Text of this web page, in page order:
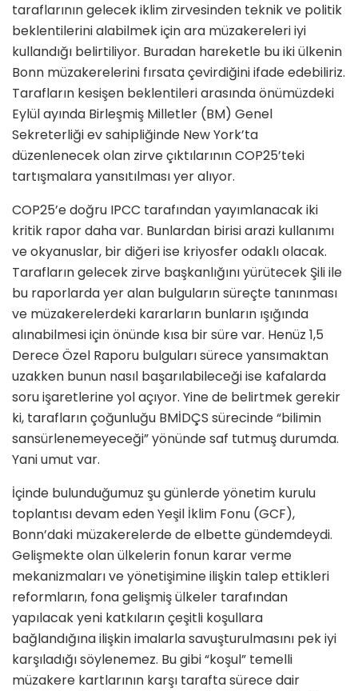
taraflarının gelecek iklim zirvesinden teknik ve politik
beklentilerini alabilmek için ara müzakereleri iyi
kullandığı belirtiliyor. Buradan hareketle bu iki ülkenin
Bonn müzakerelerini fırsata çevirdiğini ifade edebiliriz.
Tarafların kesişen beklentileri arasında önümüzdeki
Eylül ayında Birleşmiş Milletler (BM) Genel
Sekreterliği ev sahipliğinde New York’ta
düzenlenecek olan zirve çıktılarının COP25’teki
tartışmalara yansıtılması yer alıyor.
COP25’e doğru IPCC tarafından yayımlanacak iki
kritik rapor daha var. Bunlardan birisi arazi kullanımı
ve okyanuslar, bir diğeri ise kriyosfer odaklı olacak.
Tarafların gelecek zirve başkanlığını yürütecek Şili ile
bu raporlarda yer alan bulguların süreçte tanınması
ve müzakerelerdeki kararların bunların ışığında
alınabilmesi için önünde kısa bir süre var. Henüz 1,5
Derece Özel Raporu bulguları sürece yansımaktan
uzakken bunun nasıl başarılabileceği ise kafalarda
soru işaretlerine yol açıyor. Yine de belirtmek gerekir
ki, tarafların çoğunluğu BMİDÇS sürecinde “bilimin
sansürlenemeyeceği” yönünde saf tutmuş durumda.
Yani umut var.
İçinde bulunduğumuz şu günlerde yönetim kurulu
toplantısı devam eden Yeşil İklim Fonu (GCF),
Bonn’daki müzakerelerde de elbette gündemdeydi.
Gelişmekte olan ülkelerin fonun karar verme
mekanizmaları ve yönetişimine ilişkin talep ettikleri
reformların, fona gelişmiş ülkeler tarafından
yapılacak yeni katkıların çeşitli koşullara
bağlandığına ilişkin imalarla savuşturulmasını pek iyi
karşıladığı söylenemez. Bu gibi “koşul” temelli
müzakere kartlarının karşı tarafta sürece dair